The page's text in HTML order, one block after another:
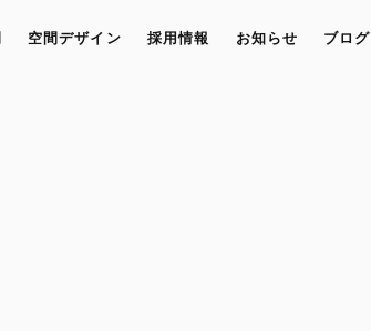
空間デザイン 採用情報 お知らせ ブログ